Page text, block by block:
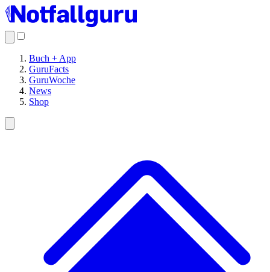
Buch + App
GuruFacts
GuruWoche
News
Shop